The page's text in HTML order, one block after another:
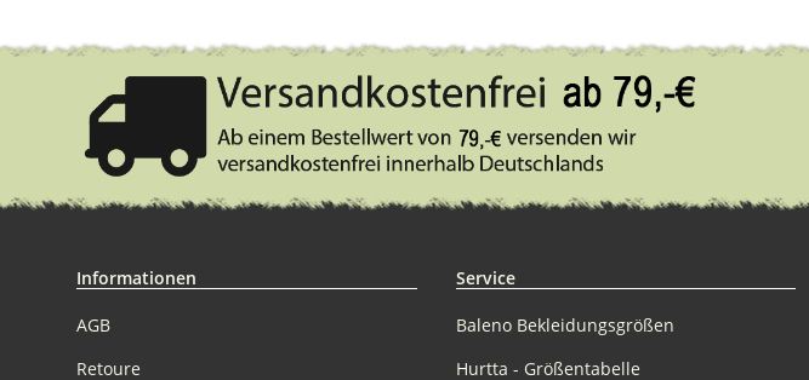
Informationen
AGB
Retoure
Service
Baleno Bekleidungsgrößen
Hurtta - Größentabelle